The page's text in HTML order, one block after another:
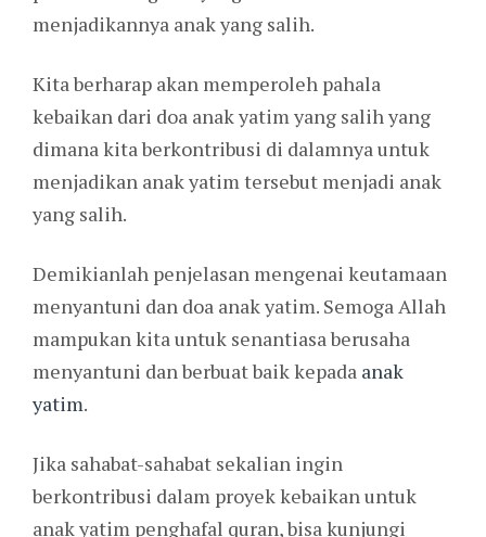
menjadikannya anak yang salih.
Kita berharap akan memperoleh pahala
kebaikan dari doa anak yatim yang salih yang
dimana kita berkontribusi di dalamnya untuk
menjadikan anak yatim tersebut menjadi anak
yang salih.
Demikianlah penjelasan mengenai keutamaan
menyantuni dan doa anak yatim. Semoga Allah
mampukan kita untuk senantiasa berusaha
menyantuni dan berbuat baik kepada anak
yatim.
Jika sahabat-sahabat sekalian ingin
berkontribusi dalam proyek kebaikan untuk
anak yatim penghafal quran, bisa kunjungi